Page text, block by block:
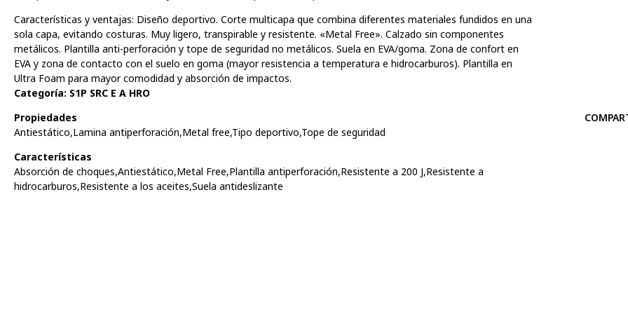
Características y ventajas: Diseño deportivo. Corte multicapa que combina diferentes materiales fundidos en una
sola capa, evitando costuras. Muy ligero, transpirable y resistente. «Metal Free». Calzado sin componentes
metálicos. Plantilla anti-perforación y tope de seguridad no metálicos. Suela en EVA/goma. Zona de confort en
EVA y zona de contacto con el suelo en goma (mayor resistencia a temperatura e hidrocarburos). Plantilla en
Ultra Foam para mayor comodidad y absorción de impactos.
Categoría: S1P SRC E A HRO
Propiedades
Antiestático,Lamina antiperforación,Metal free,Tipo deportivo,Tope de seguridad
Características
Absorción de choques,Antiestático,Metal Free,Plantilla antiperforación,Resistente a 200 J,Resistente a
hidrocarburos,Resistente a los aceites,Suela antideslizante